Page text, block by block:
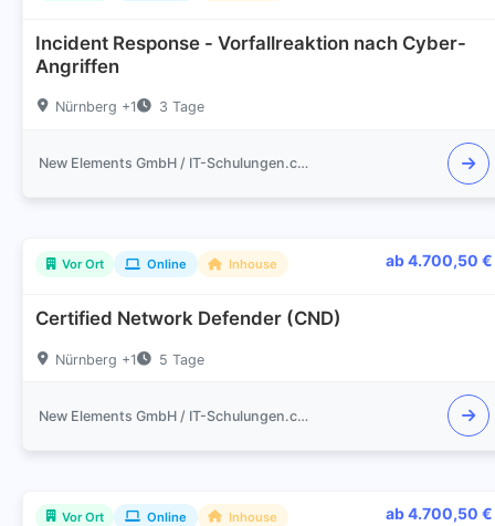
Incident Response - Vorfallreaktion nach Cyber-
Angriffen
Nürnberg +1 3 Tage
New Elements GmbH / IT-Schulungen.com
Vor Ort Online Inhouse ab 4.700,50 €
Certified Network Defender (CND)
Nürnberg +1 5 Tage
New Elements GmbH / IT-Schulungen.com
Vor Ort Online Inhouse ab 4.700,50 €